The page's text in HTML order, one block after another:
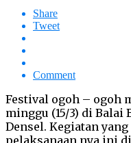
Share
Tweet
Comment
Festival ogoh – ogoh
minggu (15/3) di Balai
Densel. Kegiatan
pelaksanaan nya ini